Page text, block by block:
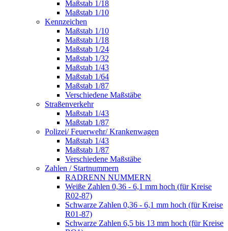
Maßstab 1/18
Maßstab 1/10
Kennzeichen
Maßstab 1/10
Maßstab 1/18
Maßstab 1/24
Maßstab 1/32
Maßstab 1/43
Maßstab 1/64
Maßstab 1/87
Verschiedene Maßstäbe
Straßenverkehr
Maßstab 1/43
Maßstab 1/87
Polizei/ Feuerwehr/ Krankenwagen
Maßstab 1/43
Maßstab 1/87
Verschiedene Maßstäbe
Zahlen / Startnummern
RADRENN NUMMERN
Weiße Zahlen 0,36 - 6,1 mm hoch (für Kreise
R02-87)
Schwarze Zahlen 0,36 - 6,1 mm hoch (für Kreise
R01-87)
Schwarze Zahlen 6,5 bis 13 mm hoch (für Kreise